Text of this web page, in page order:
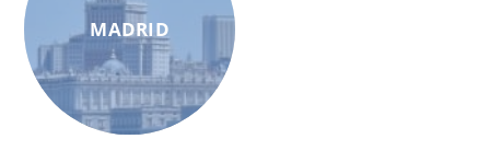
MADRID